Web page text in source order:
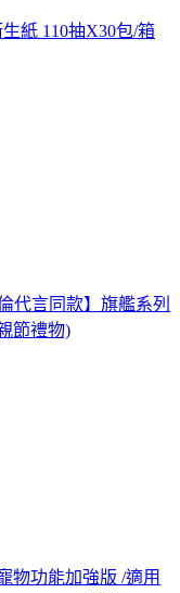
紙 110抽X30包/箱
代言同款】旗艦系列
節禮物)
物功能加強版 /適用